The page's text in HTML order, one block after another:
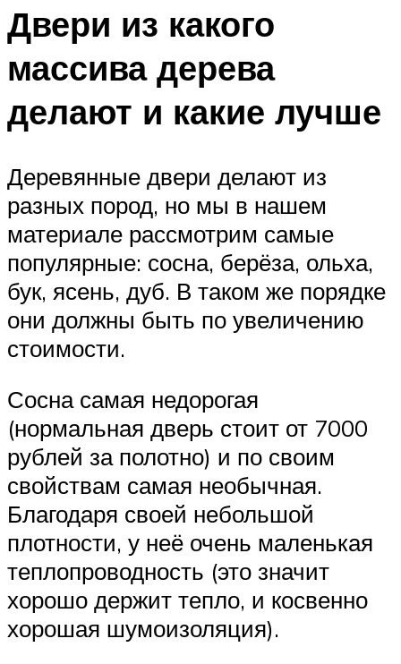
Двери из какого
массива дерева
делают и какие лучше
Деревянные двери делают из
разных пород, но мы в нашем
материале рассмотрим самые
популярные: сосна, берёза, ольха,
бук, ясень, дуб. В таком же порядке
они должны быть по увеличению
стоимости.
Сосна самая недорогая
(нормальная дверь стоит от 7000
рублей за полотно) и по своим
свойствам самая необычная.
Благодаря своей небольшой
плотности, у неё очень маленькая
теплопроводность (это значит
хорошо держит тепло, и косвенно
хорошая шумоизоляция).